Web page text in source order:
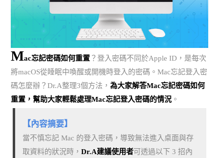
Mac忘記密碼如何重置 ？登入密碼不同於Apple ID，是每次
將macOS從睡眠中喚醒或開機時登入的密碼。Mac忘記登入密
碼怎麼辦？Dr.A整理3個方法，為大家解答Mac忘記密碼如何
重置，幫助大家輕鬆處理Mac忘記登入密碼的情況 。
【內容摘要】
當不慎忘記 Mac 的登入密碼，導致無法進入桌面與存
取資料的狀況時，Dr.A建議使用者可透過以下 3 招內